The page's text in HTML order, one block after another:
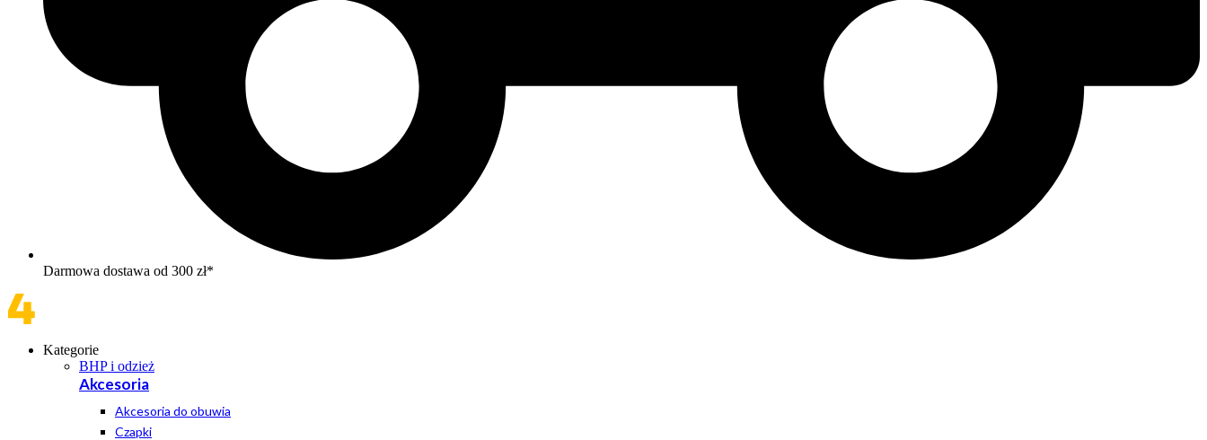
Darmowa dostawa od 300 zł*
Kategorie
BHP i odzież
Akcesoria
Akcesoria do obuwia
Czapki